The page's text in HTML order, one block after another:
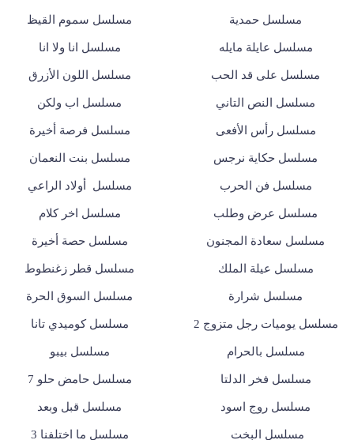
مسلسل حمدية مسلسل سموم القيظ
مسلسل عايلة مايله مسلسل انا ولا انا
مسلسل على قد الحب مسلسل اللون الأزرق
مسلسل النص التاني مسلسل اب ولكن
مسلسل رأس الأفعى مسلسل فرصة أخيرة
مسلسل حكاية نرجس مسلسل بنت النعمان
مسلسل فن الحرب مسلسل أولاد الراعي
مسلسل عرض وطلب مسلسل اخر كلام
مسلسل سعادة المجنون مسلسل حصة أخيرة
مسلسل عيلة الملك مسلسل قطر زغنطوط
مسلسل شرارة مسلسل السوق الحرة
مسلسل يوميات رجل متزوج 2 مسلسل كوميدي تانا
مسلسل بالحرام مسلسل بيبو
مسلسل فخر الدلتا مسلسل حامض حلو 7
مسلسل روج اسود مسلسل قبل وبعد
مسلسل البخت مسلسل ما اختلفنا 3